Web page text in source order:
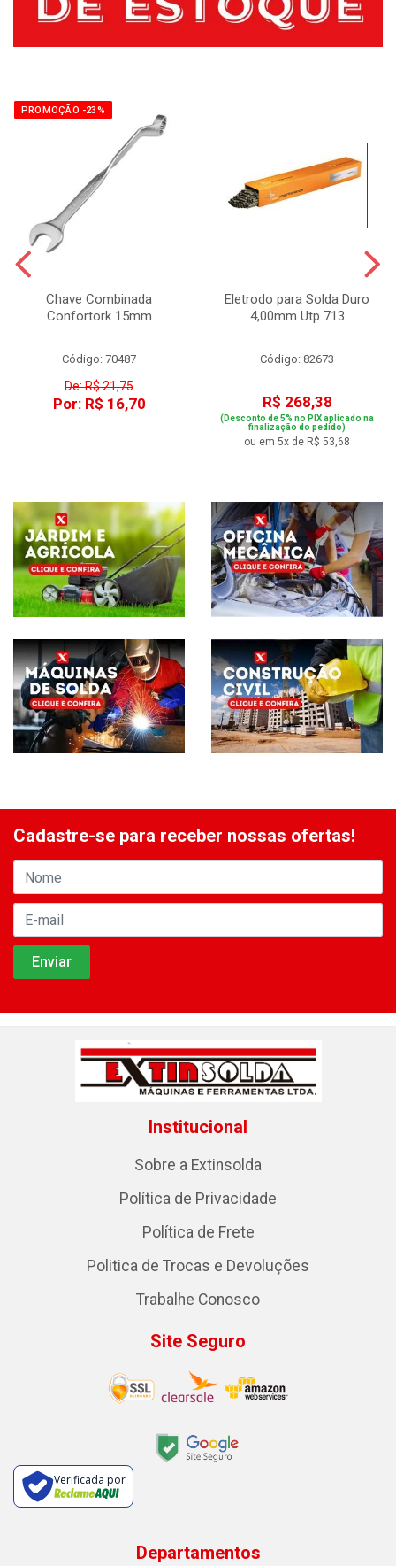
PROMOÇÃO -23%
Chave Combinada
Confortork 15mm
Código: 70487
De: R$ 21,75
Por: R$ 16,70
Eletrodo para Solda Duro
4,00mm Utp 713
Código: 82673
R$ 268,38
(Desconto de 5% no PIX aplicado na
finalização do pedido)
ou em 5x de R$ 53,68
Cadastre-se para receber nossas ofertas!
Institucional
Sobre a Extinsolda
Política de Privacidade
Política de Frete
Politica de Trocas e Devoluções
Trabalhe Conosco
Site Seguro
Verificada por
Departamentos